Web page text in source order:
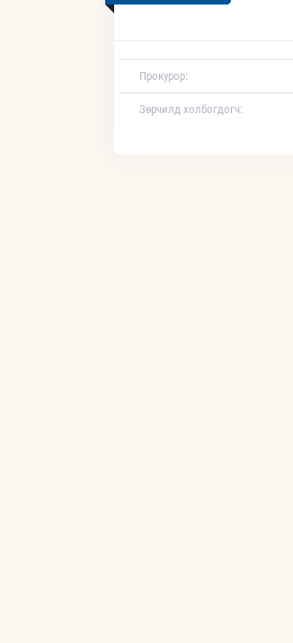
Прокурор:
Зөрчилд холбогдогч: